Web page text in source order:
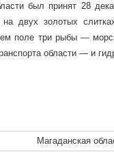
был принят 28
двух золотых
поле три рыбы —
области — и